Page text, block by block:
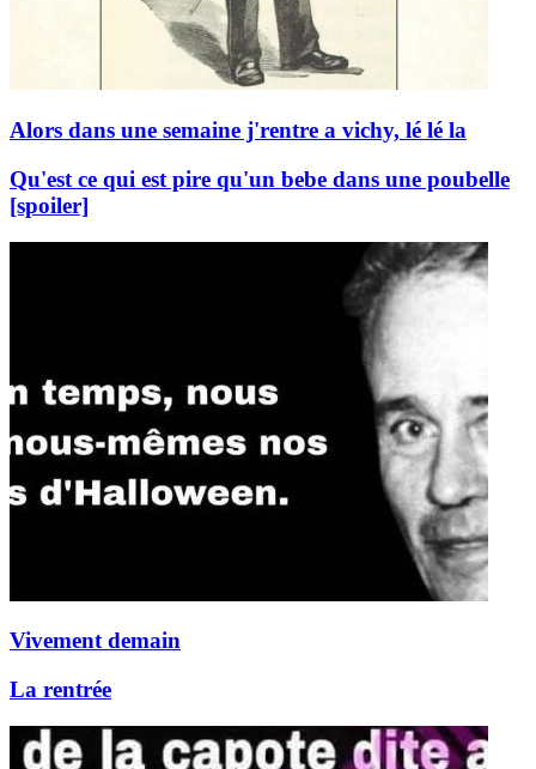
Alors dans une semaine j'rentre a vichy, lé lé la
Qu'est ce qui est pire qu'un bebe dans une poubelle
[spoiler]
Vivement demain
La rentrée